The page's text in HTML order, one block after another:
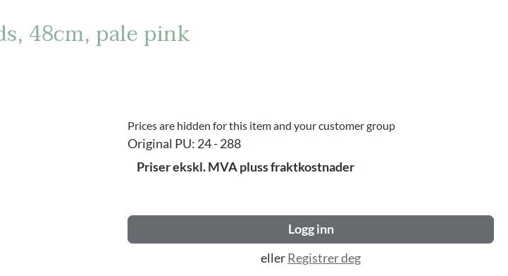
48cm, pale pink
Prices are hidden for this item and your customer group
Original PU: 24 - 288
Priser ekskl. MVA pluss fraktkostnader
Logg inn
ellerRegistrer deg